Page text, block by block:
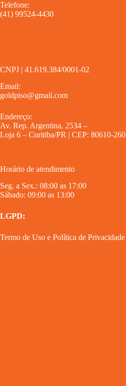
Telefone:
(41) 99524-4430
CNPJ | 41.619.384/0001-02
Email:
goldpiso@gmail.com
Endereço:
Av. Rep. Argentina, 2534 –
Loja 6 – Curitiba/PR | CEP: 80610-260
Horário de atendimento
Seg. a Sex.: 08:00 as 17:00
Sábado: 09:00 as 13:00
LGPD:
Termo de Uso e Política de Privacidade